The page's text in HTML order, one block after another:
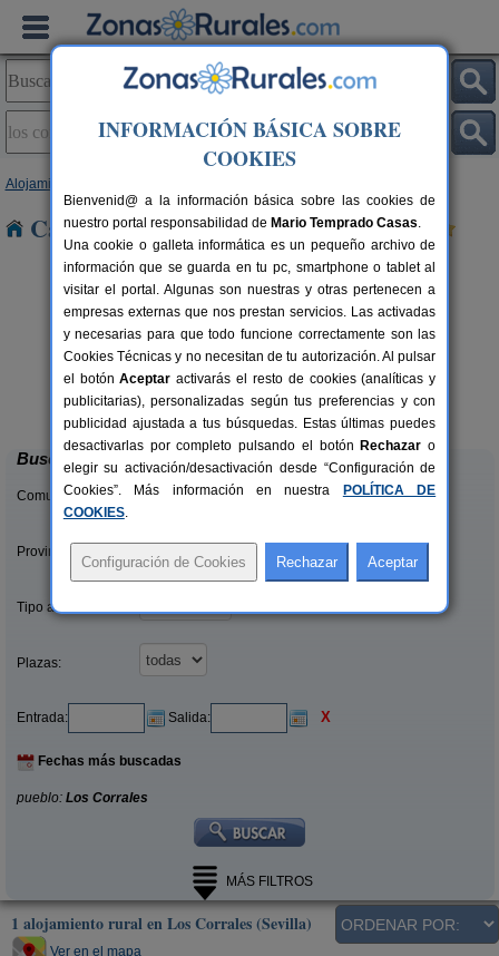
Alojamientos
Casas Rurales en Los Corrales
7-11 pers.
desde28 €
Casa Rural Santa Ana
Marchena (Sevilla)
Buscar
Comunidades:
Provincias/Islas:
Tipo alquiler:
Plazas:
Entrada: Salida: X
Fechas más buscadas
pueblo: Los Corrales
MÁS FILTROS
1 alojamiento rural en Los Corrales (Sevilla)
Ver en el mapa
INFORMACIÓN BÁSICA SOBRE
COOKIES
Bienvenid@ a la información básica sobre las cookies de
nuestro portal responsabilidad de Mario Temprado Casas.
Una cookie o galleta informática es un pequeño archivo de
información que se guarda en tu pc, smartphone o tablet al
visitar el portal. Algunas son nuestras y otras pertenecen a
empresas externas que nos prestan servicios. Las activadas
y necesarias para que todo funcione correctamente son las
Cookies Técnicas y no necesitan de tu autorización. Al pulsar
el botónAceptar activarás el resto de cookies (analíticas y
publicitarias), personalizadas según tus preferencias y con
publicidad ajustada a tus búsquedas. Estas últimas puedes
desactivarlas por completo pulsando el botón Rechazar o
elegir su activación/desactivación desde “Configuración de
Cookies”. Más información en nuestra
POLÍTICA DE
COOKIES.